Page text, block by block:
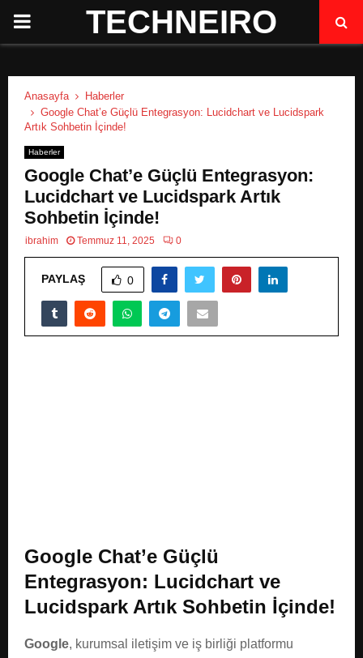
P
M
A
R
TECHNEIRO
Anasayfa
Haberler
Google Chat’e Güçlü Entegrasyon: Lucidchart ve Lucidspark
Artık Sohbetin İçinde!
Haberler
Google Chat’e Güçlü Entegrasyon:
Lucidchart ve Lucidspark Artık
Sohbetin İçinde!
ibrahim Temmuz 11, 2025 0
PAYLAŞ 0
Google Chat’e Güçlü
Entegrasyon: Lucidchart ve
Lucidspark Artık Sohbetin İçinde!
Google, kurumsal iletişim ve iş birliği platformu